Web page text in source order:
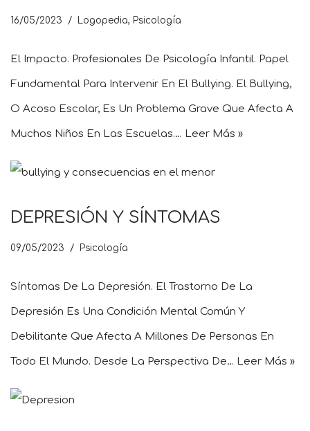
16/05/2023 Logopedia, Psicología
El Impacto. Profesionales De Psicología Infantil. Papel
Fundamental Para Intervenir En El Bullying. El Bullying,
O Acoso Escolar, Es Un Problema Grave Que Afecta A
Muchos Niños En Las Escuelas.… Leer Más »
DEPRESIÓN Y SÍNTOMAS
09/05/2023 Psicología
Síntomas De La Depresión. El Trastorno De La
Depresión Es Una Condición Mental Común Y
Debilitante Que Afecta A Millones De Personas En
Todo El Mundo. Desde La Perspectiva De… Leer Más »